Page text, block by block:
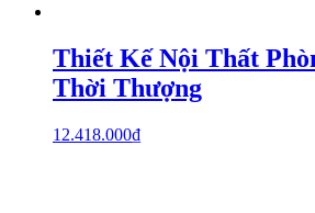
Thiết Kế Nội Thất
Thời Thượng
12.418.000₫